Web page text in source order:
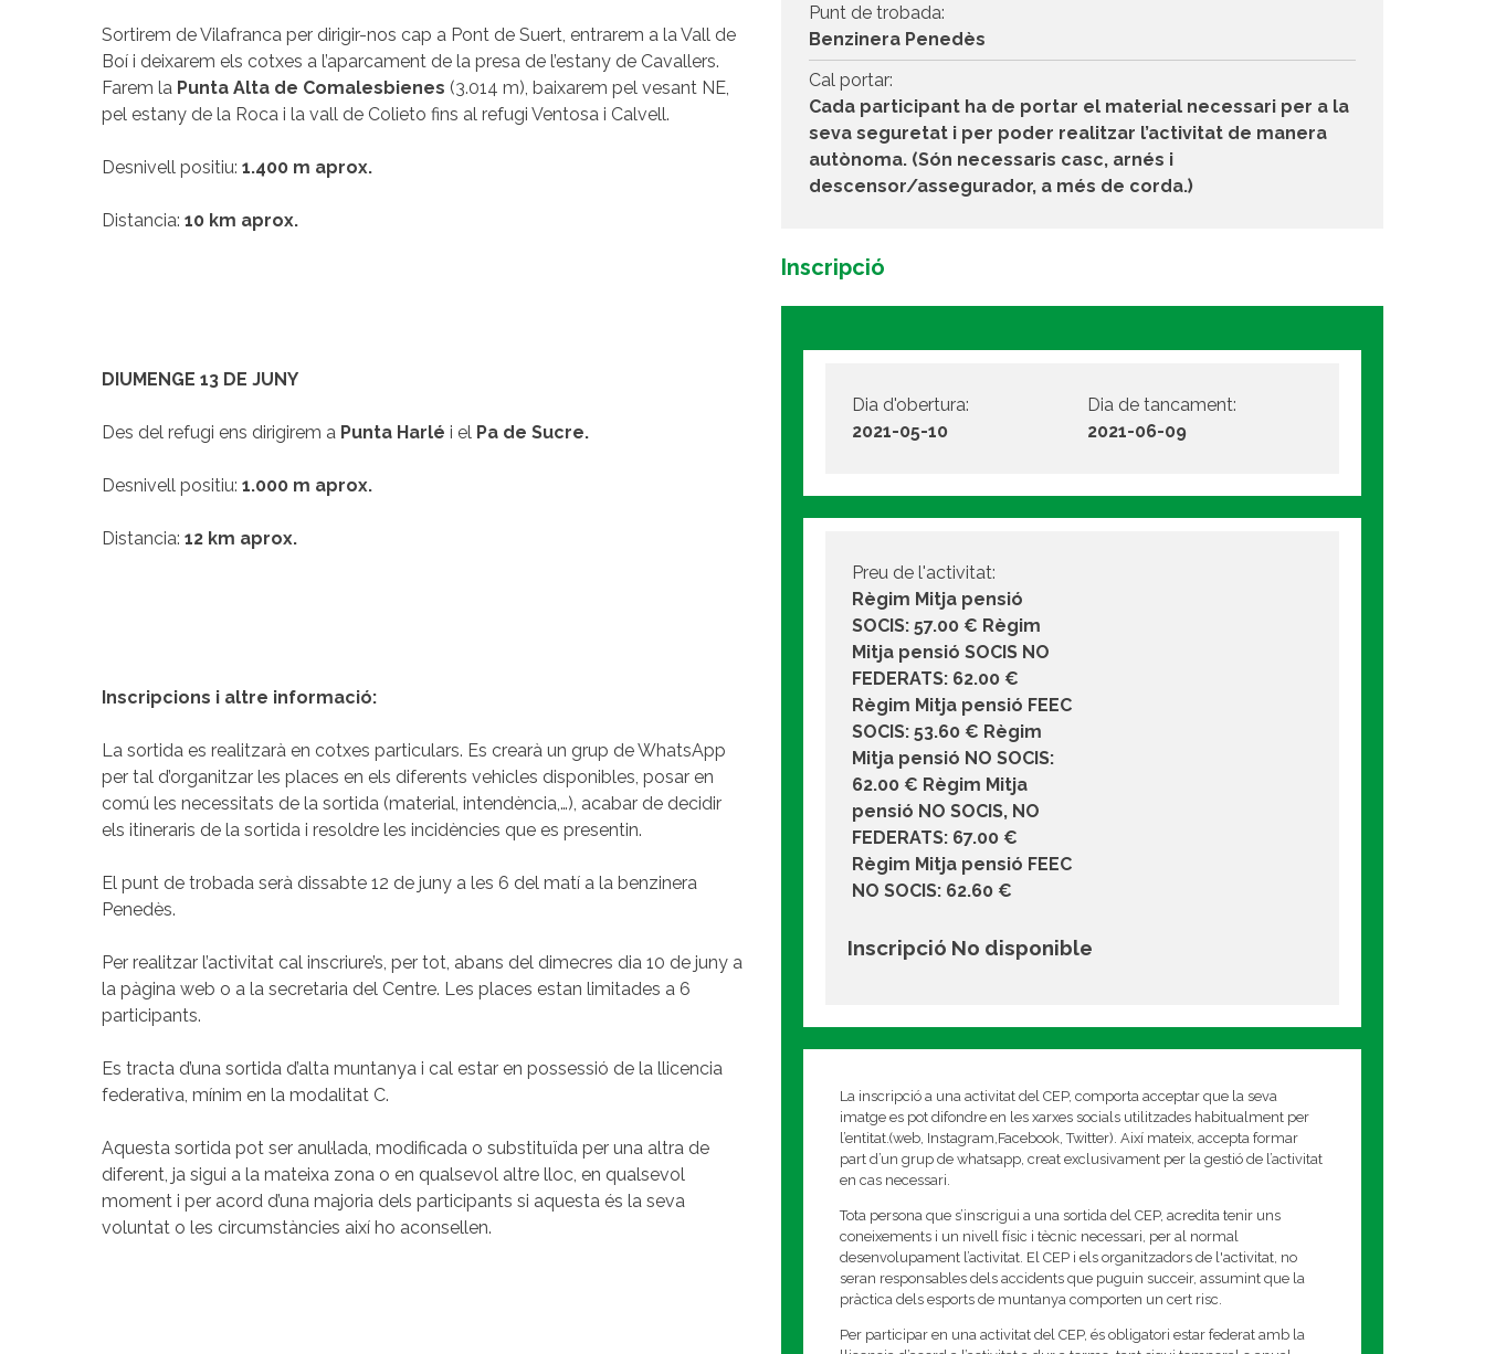
Sortirem de Vilafranca per dirigir-nos cap a Pont de Suert, entrarem a la Vall de
Boí i deixarem els cotxes a l’aparcament de la presa de l’estany de Cavallers.
Farem la Punta Alta de Comalesbienes (3.014 m), baixarem pel vesant NE,
pel estany de la Roca i la vall de Colieto fins al refugi Ventosa i Calvell.
Desnivell positiu: 1.400 m aprox.
Distancia: 10 km aprox.
DIUMENGE 13 DE JUNY
Des del refugi ens dirigirem a Punta Harlé i el Pa de Sucre.
Desnivell positiu: 1.000 m aprox.
Distancia: 12 km aprox.
Inscripcions i altre informació:
La sortida es realitzarà en cotxes particulars. Es crearà un grup de WhatsApp
per tal d’organitzar les places en els diferents vehicles disponibles, posar en
comú les necessitats de la sortida (material, intendència,…), acabar de decidir
els itineraris de la sortida i resoldre les incidències que es presentin.
El punt de trobada serà dissabte 12 de juny a les 6 del matí a la benzinera
Penedès.
Per realitzar l’activitat cal inscriure’s, per tot, abans del dimecres dia 10 de juny a
la pàgina web o a la secretaria del Centre. Les places estan limitades a 6
participants.
Es tracta d’una sortida d’alta muntanya i cal estar en possessió de la llicencia
federativa, mínim en la modalitat C.
Aquesta sortida pot ser anul·lada, modificada o substituïda per una altra de
diferent, ja sigui a la mateixa zona o en qualsevol altre lloc, en qualsevol
moment i per acord d’una majoria dels participants si aquesta és la seva
voluntat o les circumstàncies així ho aconsellen.
Punt de trobada:
Benzinera Penedès
Cal portar:
Cada participant ha de portar el material necessari per a la
seva seguretat i per poder realitzar l’activitat de manera
autònoma. (Són necessaris casc, arnés i
descensor/assegurador, a més de corda.)
Inscripció
Dia d'obertura:
2021-05-10
Dia de tancament:
2021-06-09
Preu de l'activitat:
Règim Mitja pensió
SOCIS: 57.00 € Règim
Mitja pensió SOCIS NO
FEDERATS: 62.00 €
Règim Mitja pensió FEEC
SOCIS: 53.60 € Règim
Mitja pensió NO SOCIS:
62.00 € Règim Mitja
pensió NO SOCIS, NO
FEDERATS: 67.00 €
Règim Mitja pensió FEEC
NO SOCIS: 62.60 €
Inscripció No disponible
La inscripció a una activitat del CEP, comporta acceptar que la seva
imatge es pot difondre en les xarxes socials utilitzades habitualment per
l’entitat.(web, Instagram,Facebook, Twitter). Així mateix, accepta formar
part d’un grup de whatsapp, creat exclusivament per la gestió de l’activitat
en cas necessari.
Tota persona que s’inscrigui a una sortida del CEP, acredita tenir uns
coneixements i un nivell físic i tècnic necessari, per al normal
desenvolupament l’activitat. El CEP i els organitzadors de l'activitat, no
seran responsables dels accidents que puguin succeir, assumint que la
pràctica dels esports de muntanya comporten un cert risc.
Per participar en una activitat del CEP, és obligatori estar federat amb la